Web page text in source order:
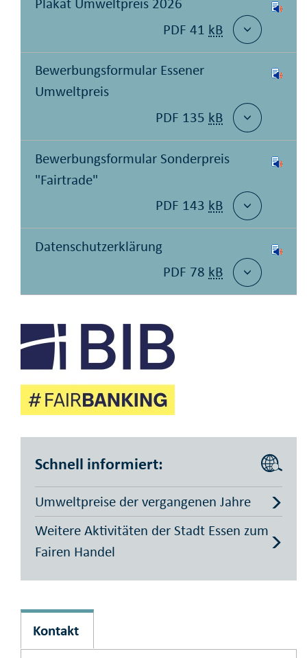
Plakat Umweltpreis 2026
PDF 41 kB
Bewerbungsformular Essener
Umweltpreis
PDF 135 kB
Bewerbungsformular Sonderpreis
"Fairtrade"
PDF 143 kB
Datenschutzerklärung
PDF 78 kB
Schnell informiert:
Umweltpreise der vergangenen Jahre
Weitere Aktivitäten der Stadt Essen zum
Fairen Handel
Kontakt